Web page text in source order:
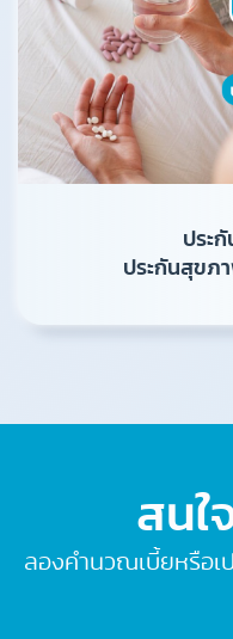
ประกั
ประกันสุขภ
สนใ
ลองคำนวณเบี้ยหรือเ